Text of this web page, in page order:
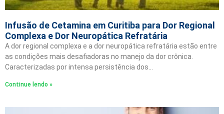
Infusão de Cetamina em Curitiba para Dor Regional
Complexa e Dor Neuropática Refratária
A dor regional complexa e a dor neuropática refratária estão entre
as condições mais desafiadoras no manejo da dor crônica.
Caracterizadas por intensa persistência dos…
Continue lendo »